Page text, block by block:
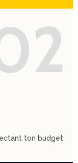
ton budget